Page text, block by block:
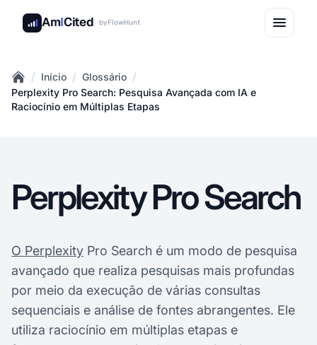
AmICited byFlowHunt
Home
/ Início / Glossário /
Perplexity Pro Search: Pesquisa Avançada com IA e
Raciocínio em Múltiplas Etapas
Perplexity Pro Search
O Perplexity Pro Search é um modo de pesquisa
avançado que realiza pesquisas mais profundas
por meio da execução de várias consultas
sequenciais e análise de fontes abrangentes. Ele
utiliza raciocínio em múltiplas etapas e